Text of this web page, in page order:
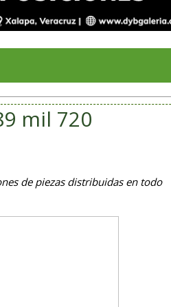
mil 720
de piezas distribuidas en todo